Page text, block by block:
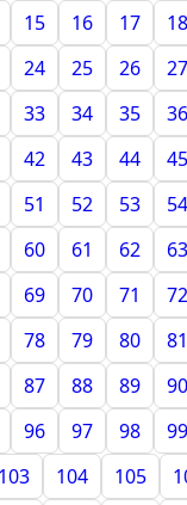
15 16 17 18
24 25 26 27
33 34 35 36
42 43 44 45
51 52 53 54
60 61 62 63
69 70 71 72
78 79 80 81
87 88 89 90
96 97 98 99
103 104 105